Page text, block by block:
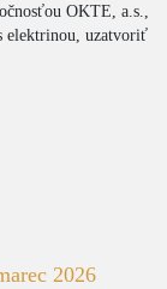
OKTE, a.s.,
elektrinou, uzatvoriť
2026